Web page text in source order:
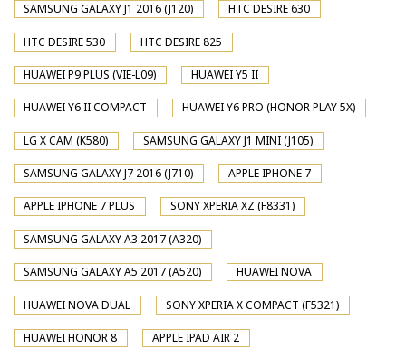
SAMSUNG GALAXY J1 2016 (J120) HTC DESIRE 630
HTC DESIRE 530 HTC DESIRE 825
HUAWEI P9 PLUS (VIE-L09) HUAWEI Y5 II
HUAWEI Y6 II COMPACT HUAWEI Y6 PRO (HONOR PLAY 5X)
LG X CAM (K580) SAMSUNG GALAXY J1 MINI (J105)
SAMSUNG GALAXY J7 2016 (J710) APPLE IPHONE 7
APPLE IPHONE 7 PLUS SONY XPERIA XZ (F8331)
SAMSUNG GALAXY A3 2017 (A320)
SAMSUNG GALAXY A5 2017 (A520) HUAWEI NOVA
HUAWEI NOVA DUAL SONY XPERIA X COMPACT (F5321)
HUAWEI HONOR 8 APPLE IPAD AIR 2